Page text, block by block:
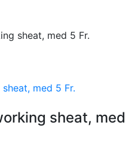
sheat, med 5 Fr.
sheat, med